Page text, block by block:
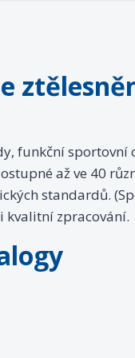
funkční sportovní
až ve 40
standardů.
kvalitní zpracování.